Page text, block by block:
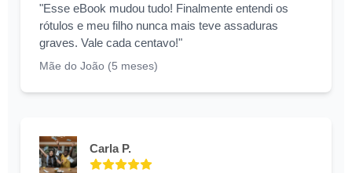
"Esse eBook mudou tudo! Finalmente entendi os
rótulos e meu filho nunca mais teve assaduras
graves. Vale cada centavo!"
Mãe do João (5 meses)
Carla P.